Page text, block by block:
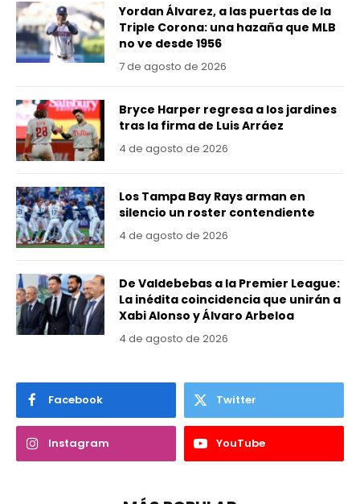
Yordan Álvarez, a las puertas de la
Triple Corona: una hazaña que MLB
no ve desde 1956
7 de agosto de 2026
Bryce Harper regresa a los jardines
tras la firma de Luis Arráez
4 de agosto de 2026
Los Tampa Bay Rays arman en
silencio un roster contendiente
4 de agosto de 2026
De Valdebebas a la Premier League:
La inédita coincidencia que unirán a
Xabi Alonso y Álvaro Arbeloa
4 de agosto de 2026
Facebook Twitter
Instagram YouTube